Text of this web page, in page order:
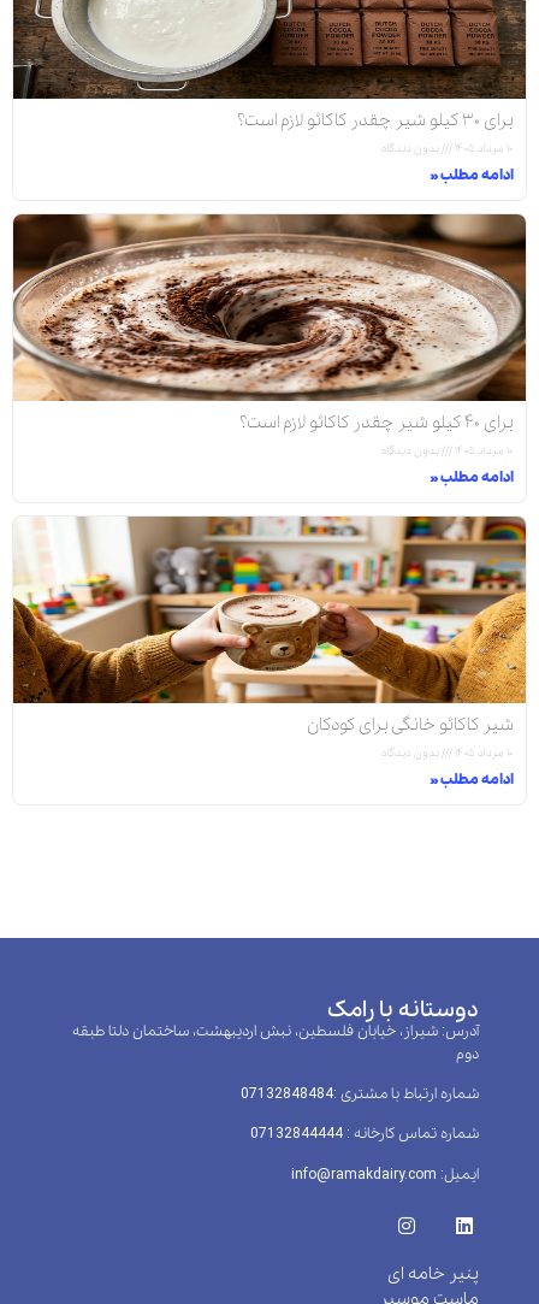
برای ۳۰ کیلو شیر چقدر کاکائو لازم است؟
۱۰ مرداد ۱۴۰۵ بدون دیدگاه
ادامه مطلب »
برای ۴۰ کیلو شیر چقدر کاکائو لازم است؟
۱۰ مرداد ۱۴۰۵ بدون دیدگاه
ادامه مطلب »
شیر کاکائو خانگی برای کودکان
۱۰ مرداد ۱۴۰۵ بدون دیدگاه
ادامه مطلب »
دوستانه با رامک
آدرس: شیراز، خیابان فلسطین، نبش اردیبهشت، ساختمان دلتا طبقه
دوم
شماره ارتباط با مشتری :‌07132848484
شماره تماس کارخانه : 07132844444
ایمیل: info@ramakdairy.com
پنیر خامه ای
ماست موسیر